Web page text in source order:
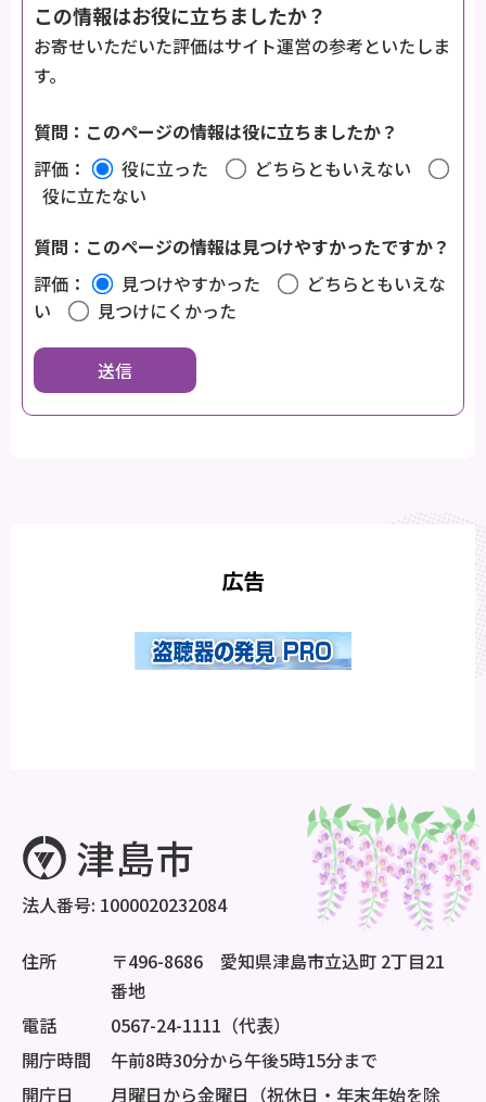
この情報はお役に立ちましたか？
お寄せいただいた評価はサイト運営の参考といたしま
す。
質問：このページの情報は役に立ちましたか？
評価：
役に立った
どちらともいえない
役に立たない
質問：このページの情報は見つけやすかったですか？
評価：
見つけやすかった
どちらともいえな
い
見つけにくかった
広告
法人番号: 1000020232084
住所
〒496-8686 愛知県津島市立込町 2丁目21
番地
電話
0567-24-1111（代表）
開庁時間
午前8時30分から午後5時15分まで
開庁日
月曜日から金曜日（祝休日・年末年始を除